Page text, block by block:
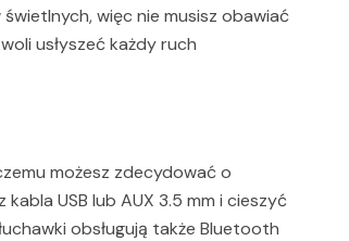
więc nie musisz obawiać
usłyszeć każdy ruch
możesz zdecydować o
USB lub AUX 3.5 mm i cieszyć
obsługują także Bluetooth